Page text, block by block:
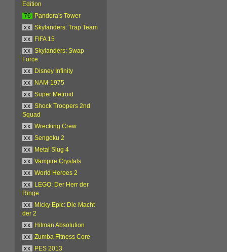
Edition
76
Pandora's Tower
xx
Skylanders: Trap Team
xx
FIFA 15
xx
Skylanders: Swap
Force
xx
Disney Infinity
xx
NAM-1975
xx
Super Metroid
xx
Shock Troopers 2nd
Squad
xx
Wrecking Crew
xx
Sengoku 2
xx
Metal Slug 4
xx
Vampire Crystals
xx
World Heroes 2
xx
LEGO: Der Herr der
Ringe
xx
Micky Epic: Die Macht
der 2
xx
Hitman Absolution
xx
Zumba Fitness Core
xx
PES 2013